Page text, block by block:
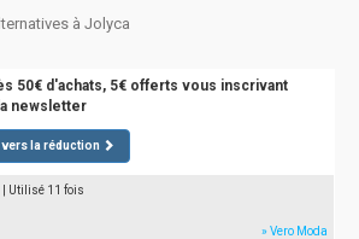
à Jolyca
50€ d'achats, 5€ offerts vous inscrivant
newsletter
vers la réduction
| Utilisé 11 fois
» Vero Moda